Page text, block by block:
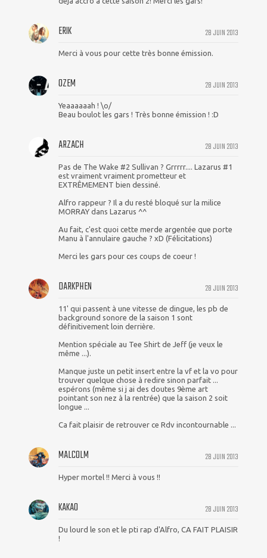
28 JUIN 2013
ERIK
Merci à vous pour cette très bonne émission.
28 JUIN 2013
OZEM
Yeaaaaaah ! \o/
Beau boulot les gars ! Très bonne émission ! :D
28 JUIN 2013
ARZACH
Pas de The Wake #2 Sullivan ? Grrrrr.... Lazarus #1
est vraiment vraiment prometteur et
EXTRÊMEMENT bien dessiné.
Alfro rappeur ? Il a du resté bloqué sur la milice
MORRAY dans Lazarus ^^
Au fait, c'est quoi cette merde argentée que porte
Manu à l'annulaire gauche ? xD (Félicitations)
Merci les gars pour ces coups de coeur !
28 JUIN 2013
DARKPHEN
11' qui passent à une vitesse de dingue, les pb de
background sonore de la saison 1 sont
définitivement loin derrière.
Mention spéciale au Tee Shirt de Jeff (je veux le
même ...).
Manque juste un petit insert entre la vf et la vo pour
trouver quelque chose à redire sinon parfait ...
espérons (même si j ai des doutes 9ème art
pointant son nez à la rentrée) que la saison 2 soit
longue ...
Ca fait plaisir de retrouver ce Rdv incontournable ...
28 JUIN 2013
MALCOLM
Hyper mortel !! Merci à vous !!
28 JUIN 2013
KAKAO
Du lourd le son et le pti rap d'Alfro, CA FAIT PLAISIR
!